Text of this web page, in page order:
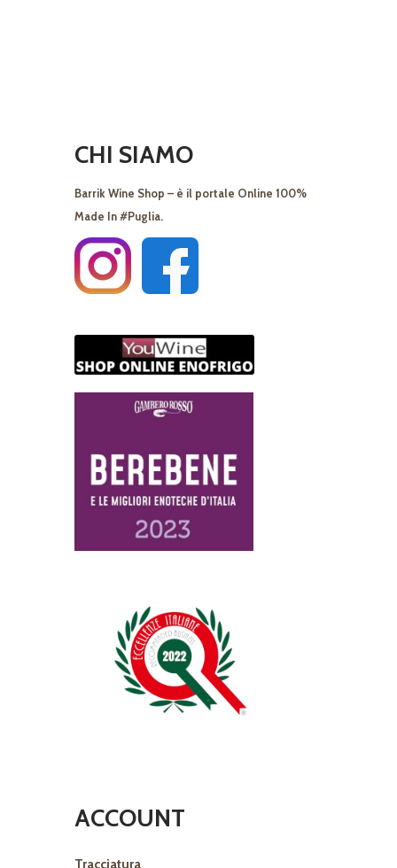
CHI SIAMO
Barrik Wine Shop – è il portale Online 100%
Made In #Puglia.
ACCOUNT
Tracciatura